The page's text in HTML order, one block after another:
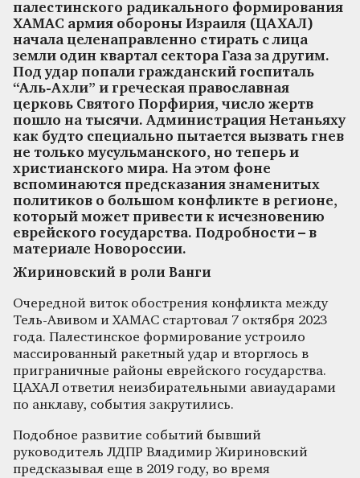
палестинского радикального формирования
ХАМАС армия обороны Израиля (ЦАХАЛ)
начала целенаправленно стирать с лица
земли один квартал сектора Газа за другим.
Под удар попали гражданский госпиталь
“Аль-Ахли” и греческая православная
церковь Святого Порфирия, число жертв
пошло на тысячи. Администрация Нетаньяху
как будто специально пытается вызвать гнев
не только мусульманского, но теперь и
христианского мира. На этом фоне
вспоминаются предсказания знаменитых
политиков о большом конфликте в регионе,
который может привести к исчезновению
еврейского государства. Подробности – в
материале Новороссии.
Жириновский в роли Ванги
Очередной виток обострения конфликта между
Тель-Авивом и ХАМАС стартовал 7 октября 2023
года. Палестинское формирование устроило
массированный ракетный удар и вторглось в
приграничные районы еврейского государства.
ЦАХАЛ ответил неизбирательными авиаударами
по анклаву, события закрутились.
Подобное развитие событий бывший
руководитель ЛДПР Владимир Жириновский
предсказывал еще в 2019 году, во время